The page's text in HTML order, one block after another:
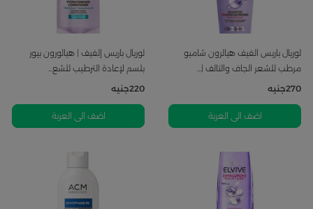
لوريال باريس الفيف هيالرون شامبو
مرطب للشعر الجاف والتالف |...
270جنيه
اضف الى العربة
لوريال باريس إلفيف | هيالورون بيور
بلسم لإعادة الترطيب للشع...
220جنيه
اضف الى العربة